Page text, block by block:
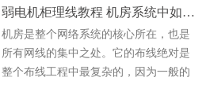
弱电机柜理线教程 机房系统中如何规范机柜布线
机房是整个网络系统的核心所在，也是
所有网线的集中之处。它的布线绝对是
整个布线工程中最复杂的，因为一般的